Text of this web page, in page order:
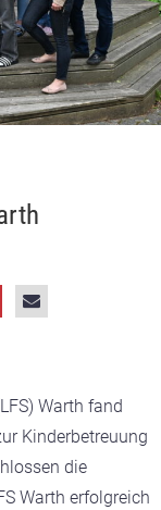
Warth fand
Kinderbetreuung
die
Warth erfolgreich